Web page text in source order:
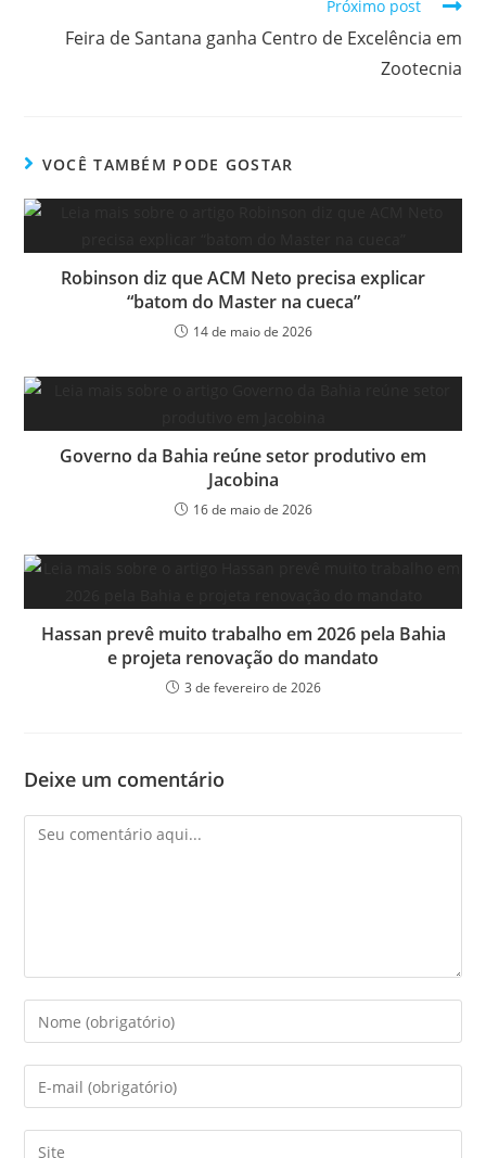
Próximo post
Feira de Santana ganha Centro de Excelência em
Zootecnia
VOCÊ TAMBÉM PODE GOSTAR
Robinson diz que ACM Neto precisa explicar
“batom do Master na cueca”
14 de maio de 2026
Governo da Bahia reúne setor produtivo em
Jacobina
16 de maio de 2026
Hassan prevê muito trabalho em 2026 pela Bahia
e projeta renovação do mandato
3 de fevereiro de 2026
Deixe um comentário